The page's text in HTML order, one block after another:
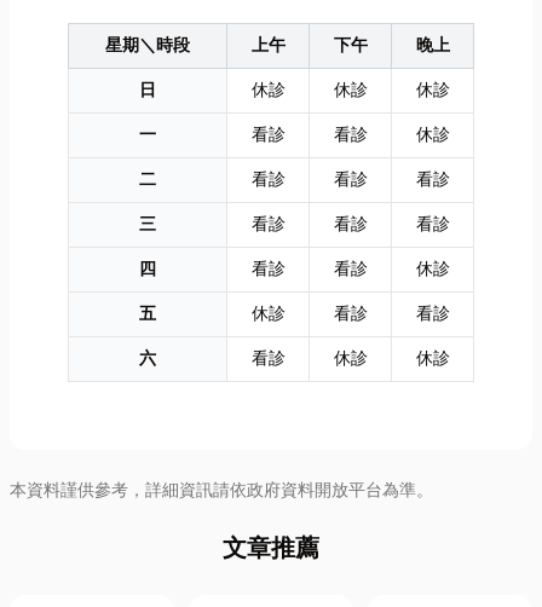
星期＼時段 上午 下午
晚上
日
休診 休診
休診
一
看診 看診
休診
二
看診 看診
看診
三
看診 看診
看診
四
看診 看診
休診
五
休診 看診
看診
六
看診 休診 休診
本資料謹供參考，詳細資訊請依政府資料開放平台為準。
文章推薦